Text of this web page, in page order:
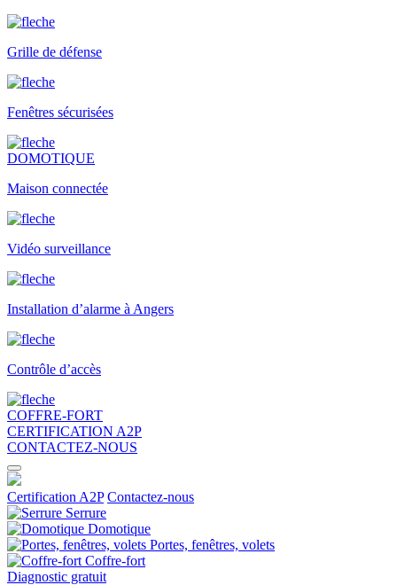
Grille de défense
Fenêtres sécurisées
DOMOTIQUE
Maison connectée
Vidéo surveillance
Installation d’alarme à Angers
Contrôle d’accès
COFFRE-FORT
CERTIFICATION A2P
CONTACTEZ-NOUS
Certification A2P Contactez-nous
Serrure
Domotique
Portes, fenêtres, volets
Coffre-fort
Diagnostic gratuit